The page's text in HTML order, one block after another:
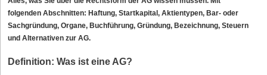
folgenden Abschnitten: Haftung, Startkapital, Aktientypen, Bar- oder
Sachgründung, Organe, Buchführung, Gründung, Bezeichnung, Steuern
und Alternativen zur AG.
Definition: Was ist eine AG?